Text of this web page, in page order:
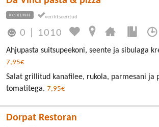
KESKLINN
0 1010
Ahjupasta suitsupeekoni, seente ja sibulaga
7,95€
Salat grillitud kanafilee, rukola, parmesani ja
tomatitega. 7,95€
Dorpat Restoran